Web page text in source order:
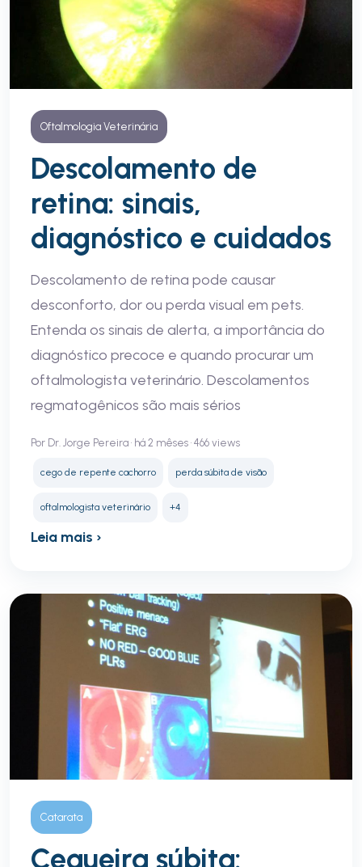
Oftalmologia Veterinária
Descolamento de
retina: sinais,
diagnóstico e cuidados
Descolamento de retina pode causar
desconforto, dor ou perda visual em pets.
Entenda os sinais de alerta, a importância do
diagnóstico precoce e quando procurar um
oftalmologista veterinário. Descolamentos
regmatogênicos são mais sérios
Por Dr. Jorge Pereira • há 2 mêses • 466 views
cego de repente cachorro perda súbita de visão
oftalmologista veterinário +4
Leia mais ›
Catarata
Cegueira súbita: